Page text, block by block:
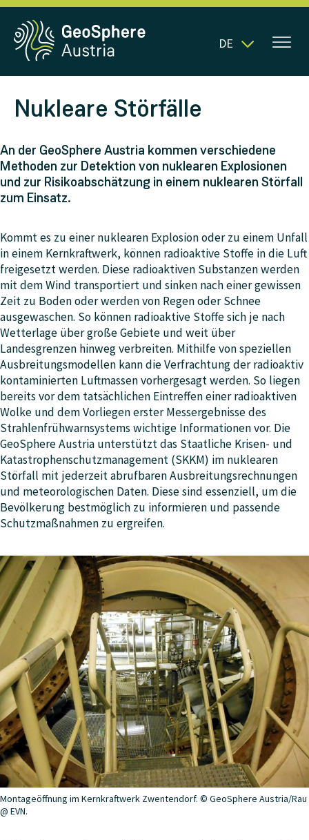
DE
Nukleare Störfälle
An der GeoSphere Austria kommen verschiedene
Methoden zur Detektion von nuklearen Explosionen
und zur Risikoabschätzung in einem nuklearen Störfall
zum Einsatz.
Kommt es zu einer nuklearen Explosion oder zu einem Unfall
in einem Kernkraftwerk, können radioaktive Stoffe in die Luft
freigesetzt werden. Diese radioaktiven Substanzen werden
mit dem Wind transportiert und sinken nach einer gewissen
Zeit zu Boden oder werden von Regen oder Schnee
ausgewaschen. So können radioaktive Stoffe sich je nach
Wetterlage über große Gebiete und weit über
Landesgrenzen hinweg verbreiten. Mithilfe von speziellen
Ausbreitungsmodellen kann die Verfrachtung der radioaktiv
kontaminierten Luftmassen vorhergesagt werden. So liegen
bereits vor dem tatsächlichen Eintreffen einer radioaktiven
Wolke und dem Vorliegen erster Messergebnisse des
Strahlenfrühwarnsystems wichtige Informationen vor. Die
GeoSphere Austria unterstützt das Staatliche Krisen- und
Katastrophenschutzmanagement (SKKM) im nuklearen
Störfall mit jederzeit abrufbaren Ausbreitungsrechnungen
und meteorologischen Daten. Diese sind essenziell, um die
Bevölkerung bestmöglich zu informieren und passende
Schutzmaßnahmen zu ergreifen.
Montageöffnung im Kernkraftwerk Zwentendorf. © GeoSphere Austria/Rau
@ EVN.